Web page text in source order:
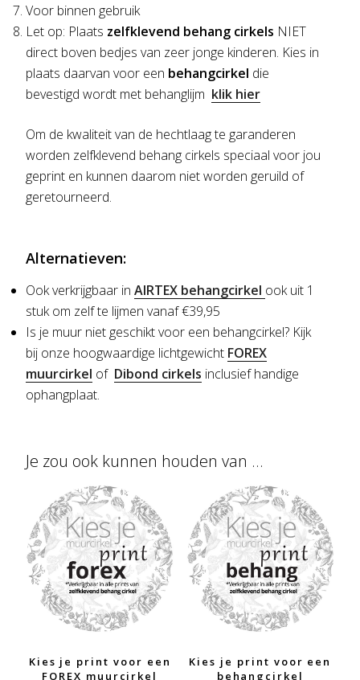
Voor binnen gebruik
Let op: Plaats zelfklevend behang cirkels NIET
direct boven bedjes van zeer jonge kinderen. Kies in
plaats daarvan voor een behangcirkel die
bevestigd wordt met behanglijm klik hier
Om de kwaliteit van de hechtlaag te garanderen
worden zelfklevend behang cirkels speciaal voor jou
geprint en kunnen daarom niet worden geruild of
geretourneerd.
Alternatieven:
Ook verkrijgbaar in AIRTEX behangcirkel ook uit 1
stuk om zelf te lijmen vanaf €39,95
Is je muur niet geschikt voor een behangcirkel? Kijk
bij onze hoogwaardige lichtgewicht FOREX
muurcirkel of Dibond cirkels inclusief handige
ophangplaat.
Je zou ook kunnen houden van …
Kies je print voor een
FOREX muurcirkel
Kies je print voor een
behangcirkel